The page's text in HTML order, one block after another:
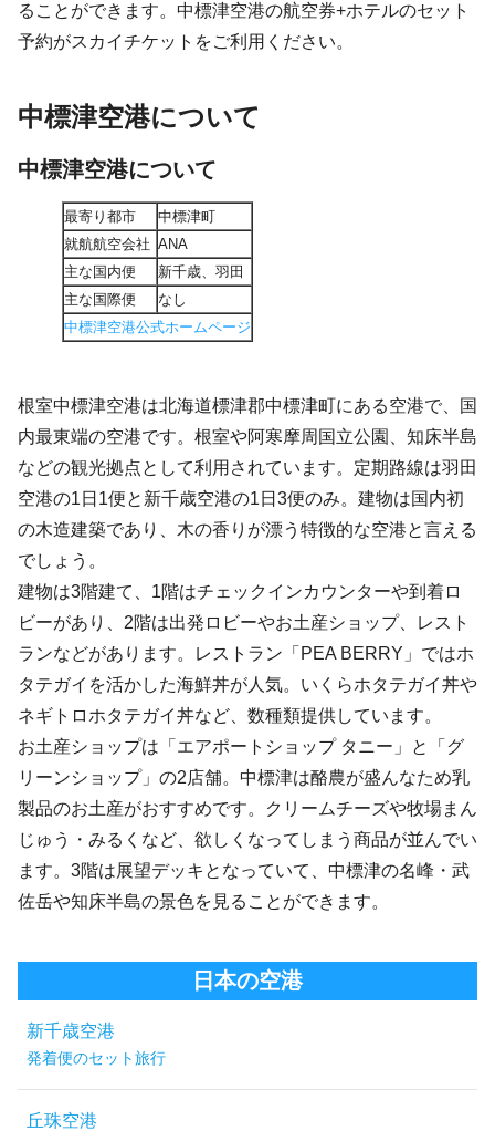
ることができます。中標津空港の航空券+ホテルのセット
予約がスカイチケットをご利用ください。
中標津空港について
中標津空港について
最寄り都市
中標津町
就航航空会社 ANA
主な国内便
新千歳、羽田
主な国際便
なし
中標津空港公式ホームページ
根室中標津空港は北海道標津郡中標津町にある空港で、国
内最東端の空港です。根室や阿寒摩周国立公園、知床半島
などの観光拠点として利用されています。定期路線は羽田
空港の1日1便と新千歳空港の1日3便のみ。建物は国内初
の木造建築であり、木の香りが漂う特徴的な空港と言える
でしょう。
建物は3階建て、1階はチェックインカウンターや到着ロ
ビーがあり、2階は出発ロビーやお土産ショップ、レスト
ランなどがあります。レストラン「PEA BERRY」ではホ
タテガイを活かした海鮮丼が人気。いくらホタテガイ丼や
ネギトロホタテガイ丼など、数種類提供しています。
お土産ショップは「エアポートショップ タニー」と「グ
リーンショップ」の2店舗。中標津は酪農が盛んなため乳
製品のお土産がおすすめです。クリームチーズや牧場まん
じゅう・みるくなど、欲しくなってしまう商品が並んでい
ます。3階は展望デッキとなっていて、中標津の名峰・武
佐岳や知床半島の景色を見ることができます。
日本の空港
新千歳空港
発着便のセット旅行
丘珠空港